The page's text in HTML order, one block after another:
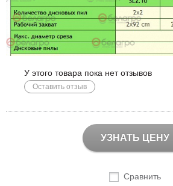
У этого товара пока нет отзывов
Оставить отзыв
УЗНАТЬ ЦЕНУ
Сравнить